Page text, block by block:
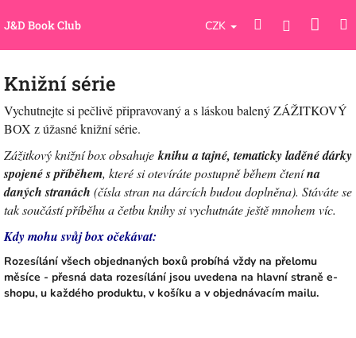
naJ&D Book Club CZK HledatPřihlášení
Knižní série
Vychutnejte si pečlivě připravovaný a s láskou balený ZÁŽITKOVÝ
BOX z úžasné knižní série.
Zážitkový knižní box obsahuje knihu a tajné, tematicky laděné dárky
spojené s příběhem, které si otevíráte postupně během čtenína
daných stranách (čísla stran na dárcích budou doplněna). Stáváte se
tak součástí příběhu a četbu knihy si vychutnáte ještě mnohem víc.
Kdy mohu svůj box očekávat:
Rozesílání všech objednaných boxů probíhá vždy na přelomu
měsíce - přesná data rozesílání jsou uvedena na hlavní straně e-
shopu, u každého produktu, v košíku a v objednávacím mailu.